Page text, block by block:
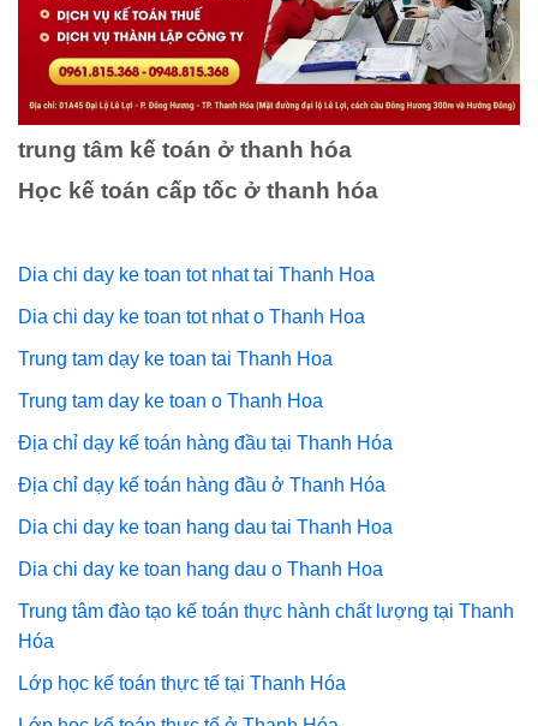
trung tâm kế toán ở thanh hóa
Học kế toán cấp tốc ở thanh hóa
Dia chi day ke toan tot nhat tai Thanh Hoa
Dia chi day ke toan tot nhat o Thanh Hoa
Trung tam dạy ke toan tai Thanh Hoa
Trung tam day ke toan o Thanh Hoa
Địa chỉ dạy kế toán hàng đầu tại Thanh Hóa
Địa chỉ dạy kế toán hàng đầu ở Thanh Hóa
Dia chi day ke toan hang dau tai Thanh Hoa
Dia chi day ke toan hang dau o Thanh Hoa
Trung tâm đào tạo kế toán thực hành chất lượng tại Thanh
Hóa
Lớp học kế toán thực tế tại Thanh Hóa